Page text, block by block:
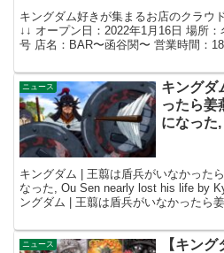
キングダム好きが集まるお店のクラウ
↓↓ オープン日：2022年1月16日 場所
号 店名：BAR〜函谷関〜 営業時間：
ニュース
キングダ
ったら姜
になっ
キングダム | 王翦は盾兵がいなかった
なった, Ou Sen nearly lost his life by
ングダム | 王翦は盾兵がいなかったら姜
ニュース
【キン